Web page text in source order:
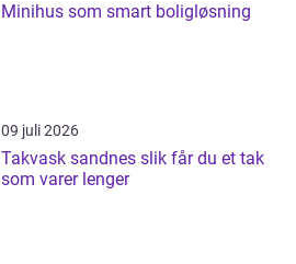
Minihus som smart boligløsning
09 juli 2026
Takvask sandnes slik får du et tak
som varer lenger